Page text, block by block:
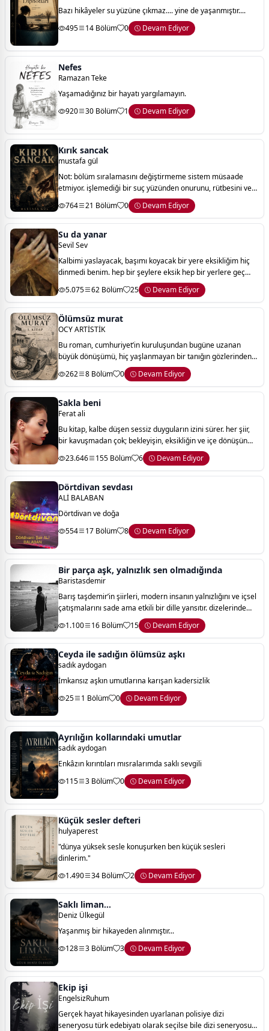
Bazı hikâyeler su yüzüne çıkmaz.... yine de yaşanmıştır....
495
14 Bölüm 0 Devam Ediyor
Nefes
Ramazan Teke
Yaşamadığınız bir hayatı yargılamayın.
920
30 Bölüm 1 Devam Ediyor
Kırık sancak
mustafa gül
Not: bölüm sıralamasını değiştirmeme sistem müsaade
etmiyor. işlemediği bir suç yüzünden onurunu, rütbesini ve
ailesini kaybeden bir subayın; sükût, sabır ve imanla ördüğü
onur mücadelesini anlatan k
764 21 Bölüm 0 Devam Ediyor
Su da yanar
Sevil Sev
Kalbimi yaslayacak, başımı koyacak bir yere eksikliğim hiç
dinmedi benim. hep bir şeylere eksik hep bir yerlere geç
kalmışlık...garip bir duygu. nerede neyin eksik olduğunu
bilmeden bilinçaltı k
5.075 62 Bölüm 25 Devam Ediyor
Ölümsüz murat
OCY ARTİSTİK
Bu roman, cumhuriyet’in kuruluşundan bugüne uzanan
büyük dönüşümü, hiç yaşlanmayan bir tanığın gözlerinden
anlatır. murat; savaşların, devrimlerin, darbelerin, göçlerin,
sevinçlerin ve kayıpların aras
262 8 Bölüm 0 Devam Ediyor
Sakla beni
Ferat ali
Bu kitap, kalbe düşen sessiz duyguların izini sürer. her şiir,
bir kavuşmadan çok; bekleyişin, eksikliğin ve içe dönüşün
23.646 155 Bölüm 6 Devam Ediyor
Dörtdivan sevdası
ALİ BALABAN
Dörtdivan ve doğa
554
17 Bölüm 8 Devam Ediyor
Bir parça aşk, yalnızlık sen olmadığında
Baristasdemir
Barış taşdemir’in şiirleri, modern insanın yalnızlığını ve içsel
çatışmalarını sade ama etkili bir dille yansıtır. dizelerinde
görünenin ötesinde, derin bir sorgulama ve duygusal
yoğunluk vardır. şai
1.100 16 Bölüm 15 Devam Ediyor
Ceyda ile sadığın ölümsüz aşkı
sadık aydogan
İmkansız aşkın umutlarına karışan kadersizlik
25
1 Bölüm 0 Devam Ediyor
Ayrılığın kollarındaki umutlar
sadık aydogan
Enkâzın kırıntıları mısralarımda saklı sevgili
115
3 Bölüm 0 Devam Ediyor
Küçük sesler defteri
hulyaperest
"dünya yüksek sesle konuşurken ben küçük sesleri
dinlerim."
1.490
34 Bölüm 2 Devam Ediyor
Saklı liman...
Deniz Ülkegül
Yaşanmış bir hikayeden alınmıştır...
128
3 Bölüm 3 Devam Ediyor
Ekip işi
EngelsizRuhum
Gerçek hayat hikayesinden uyarlanan polisiye dizi
seneryosu türk edebiyatı olarak seçilse bile dizi seneryosu